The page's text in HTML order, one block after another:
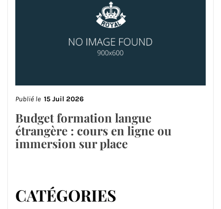
Publié le 15 Juil 2026
Budget formation langue
étrangère : cours en ligne ou
immersion sur place
CATÉGORIES